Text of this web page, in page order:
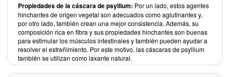
Propiedades de la cáscara de psyllium: Por un lado, estos agentes
hinchantes de origen vegetal son adecuados como aglutinantes y,
por otro lado, también crean una mejor consistencia. Además, su
composición rica en fibra y sus propiedades hinchantes son buenas
para estimular los músculos intestinales y también pueden ayudar a
resolver el estreñimiento. Por este motivo, las cáscaras de psyllium
también se utilizan como laxante natural.